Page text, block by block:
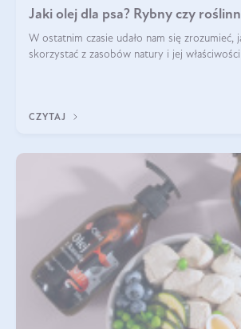
Jaki olej dla psa? Rybny czy
W ostatnim czasie udało nam się zrozumieć,
skorzystać z zasobów natury i jej
CZYTAJ